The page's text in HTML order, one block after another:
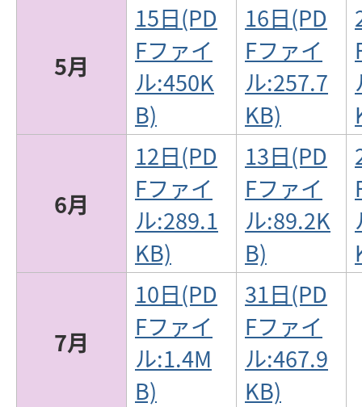
5月
15日(PD
Fファイ
ル:450K
B)
16日(PD
Fファイ
ル:257.7
KB)
6月
12日(PD
Fファイ
ル:289.1
KB)
13日(PD
Fファイ
ル:89.2K
B)
7月
10日(PD
Fファイ
ル:1.4M
B)
31日(PD
Fファイ
ル:467.9
KB)